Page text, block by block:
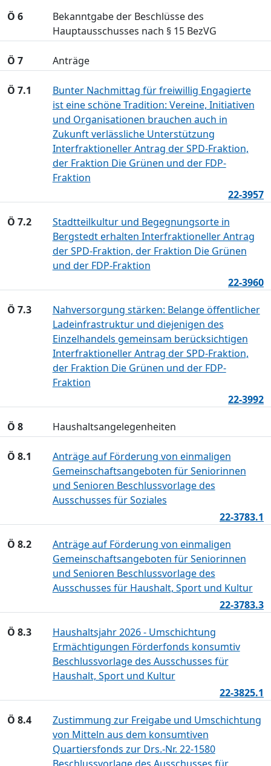
Ö 6
Bekanntgabe der Beschlüsse des
Hauptausschusses nach § 15 BezVG
Ö 7 Anträge
Ö 7.1
Bunter Nachmittag für freiwillig Engagierte
ist eine schöne Tradition: Vereine, Initiativen
und Organisationen brauchen auch in
Zukunft verlässliche Unterstützung
Interfraktioneller Antrag der SPD-Fraktion,
der Fraktion Die Grünen und der FDP-
Fraktion
22-3957
Ö 7.2
Stadtteilkultur und Begegnungsorte in
Bergstedt erhalten Interfraktioneller Antrag
der SPD-Fraktion, der Fraktion Die Grünen
und der FDP-Fraktion
22-3960
Ö 7.3
Nahversorgung stärken: Belange öffentlicher
Ladeinfrastruktur und diejenigen des
Einzelhandels gemeinsam berücksichtigen
Interfraktioneller Antrag der SPD-Fraktion,
der Fraktion Die Grünen und der FDP-
Fraktion
22-3992
Ö 8 Haushaltsangelegenheiten
Ö 8.1
Anträge auf Förderung von einmaligen
Gemeinschaftsangeboten für Seniorinnen
und Senioren Beschlussvorlage des
Ausschusses für Soziales
22-3783.1
Ö 8.2
Anträge auf Förderung von einmaligen
Gemeinschaftsangeboten für Seniorinnen
und Senioren Beschlussvorlage des
Ausschusses für Haushalt, Sport und Kultur
22-3783.3
Ö 8.3
Haushaltsjahr 2026 - Umschichtung
Ermächtigungen Förderfonds konsumtiv
Beschlussvorlage des Ausschusses für
Haushalt, Sport und Kultur
22-3825.1
Ö 8.4
Zustimmung zur Freigabe und Umschichtung
von Mitteln aus dem konsumtiven
Quartiersfonds zur Drs.-Nr. 22-1580